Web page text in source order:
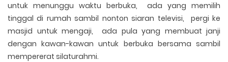
untuk menunggu waktu berbuka, ada yang memilih
tinggal di rumah sambil nonton siaran televisi, pergi ke
masjid untuk mengaji, ada pula yang membuat janji
dengan kawan-kawan untuk berbuka bersama sambil
mempererat silaturahmi.